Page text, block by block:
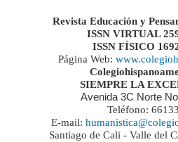
Revista Educación y
ISSN VIRTUAL
ISSN FÍSICO
Página Web:
SIEMPRE LA
Avenida 3C Norte
Teléfono:
E-mail:
Santiago de Cali - Valle del